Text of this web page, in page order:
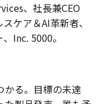
、社長兼CEO
ケア＆AI革新者、
Inc. 5000。
かる。目標の未達